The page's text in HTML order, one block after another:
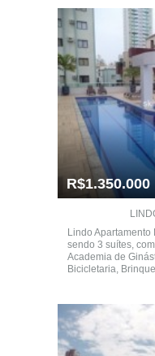
R$1.350.000
Lindo
sendo 3 suítes,
Academia de
Bicicletaria,